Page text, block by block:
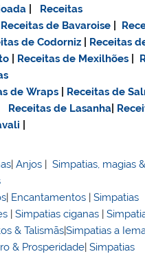
Receitas
Receitas de Bavaroise
de Codorniz
Receitas
Receitas de Mexilhões
de Wraps Receitas de
Receitas de Lasanha
|Anjos |Simpatias, magias
| Encantamentos |Simpatias
|Simpatias ciganas |
& Talismãs|Simpatias a
& Prosperidade|Simpatias